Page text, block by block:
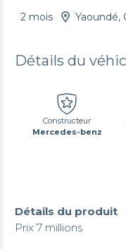
2 mois Yaoundé,
Détails du
Constructeur
Mercedes-benz
Détails du produit
Prix 7 millions